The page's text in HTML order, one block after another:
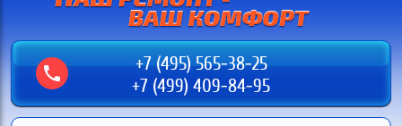
+7 (495) 565-38-25
+7 (499) 409-84-95